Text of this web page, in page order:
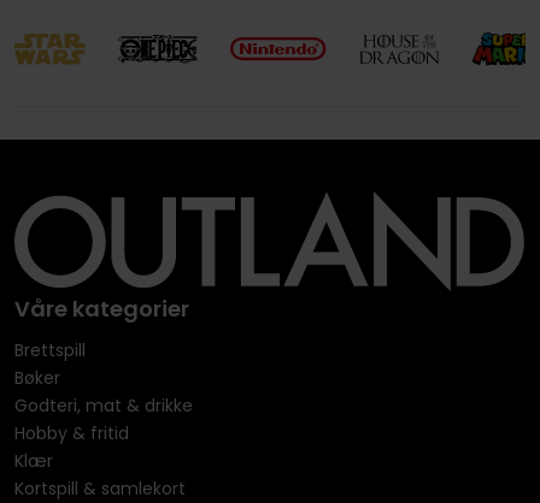
Våre kategorier
Brettspill
Bøker
Godteri, mat & drikke
Hobby & fritid
Klær
Kortspill & samlekort